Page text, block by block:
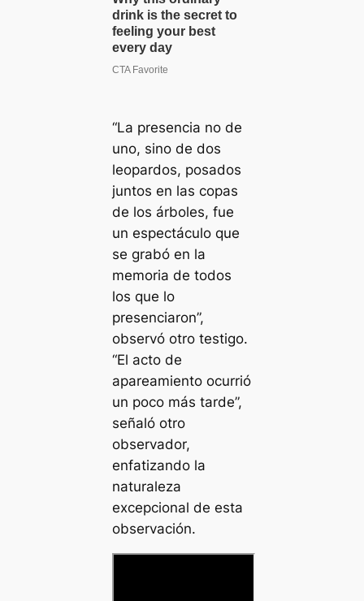
“La presencia no de
uno, sino de dos
leopardos, posados
juntos en las copas
de los árboles, fue
un espectáculo que
se grabó en la
memoria de todos
los que lo
presenciaron”,
observó otro testigo.
“El acto de
apareamiento ocurrió
un poco más tarde”,
señaló otro
observador,
enfatizando la
naturaleza
excepcional de esta
observación.